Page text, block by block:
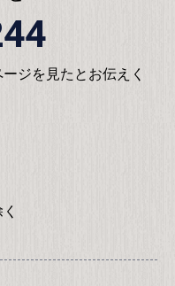
ジを見たとお伝えく